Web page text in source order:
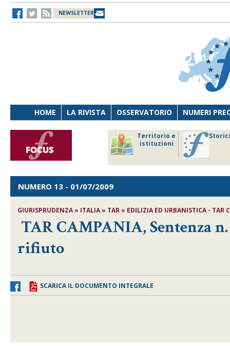
NEWSLETTER
HOME LA RIVISTA OSSERVATORIO NUMERI
Territorio e
istituzioni
NUMERO 13 - 01/07/2009
GIURISPRUDENZA » ITALIA » TAR » EDILIZIA ED URBANISTICA - TAR
TAR CAMPANIA, Sentenza
rifiuto
SCARICA IL DOCUMENTO INTEGRALE